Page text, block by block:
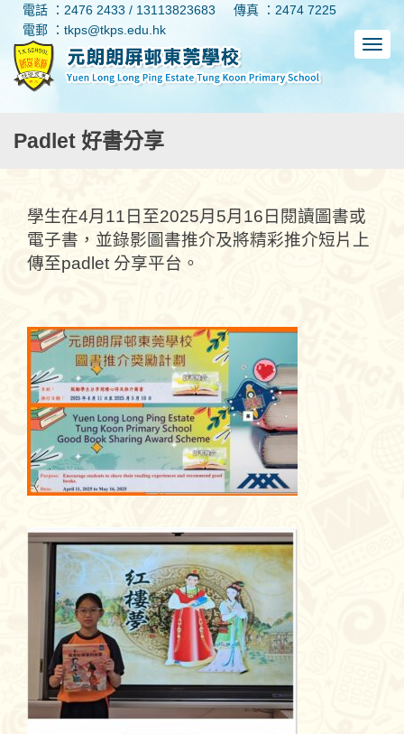
電話 ：2476 2433 / 13113823683
傳真 ：2474 7225
電郵 ：tkps@tkps.edu.hk
Padlet 好書分享
學生在4月11日至2025月5月16日閱讀圖書或
電子書，並錄影圖書推介及將精彩推介短片上
傳至padlet 分享平台。